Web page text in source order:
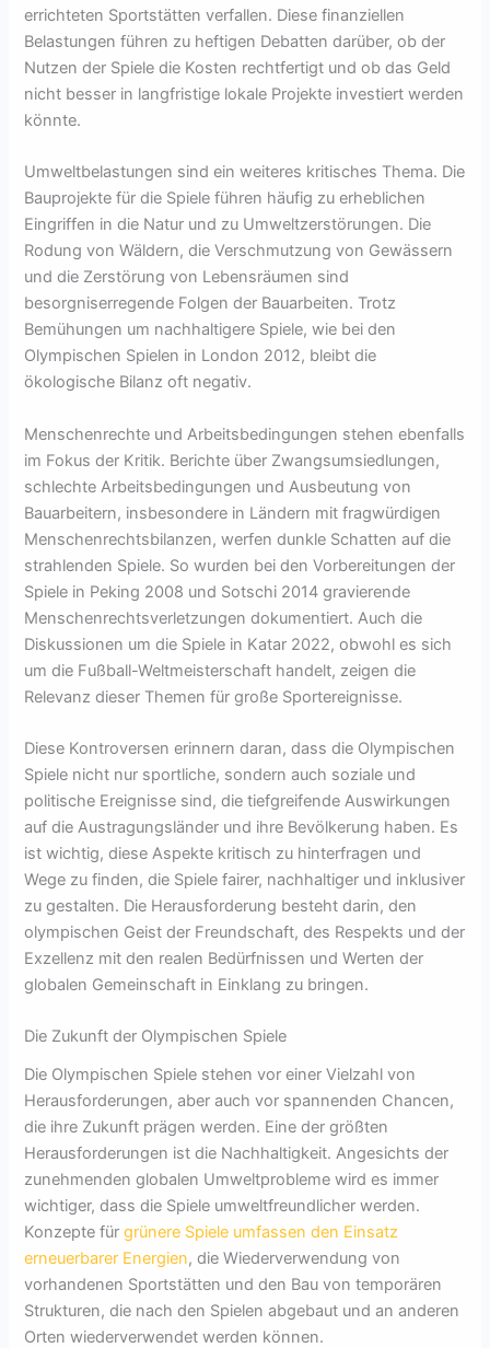
errichteten Sportstätten verfallen. Diese finanziellen
Belastungen führen zu heftigen Debatten darüber, ob der
Nutzen der Spiele die Kosten rechtfertigt und ob das Geld
nicht besser in langfristige lokale Projekte investiert werden
könnte.
Umweltbelastungen sind ein weiteres kritisches Thema. Die
Bauprojekte für die Spiele führen häufig zu erheblichen
Eingriffen in die Natur und zu Umweltzerstörungen. Die
Rodung von Wäldern, die Verschmutzung von Gewässern
und die Zerstörung von Lebensräumen sind
besorgniserregende Folgen der Bauarbeiten. Trotz
Bemühungen um nachhaltigere Spiele, wie bei den
Olympischen Spielen in London 2012, bleibt die
ökologische Bilanz oft negativ.
Menschenrechte und Arbeitsbedingungen stehen ebenfalls
im Fokus der Kritik. Berichte über Zwangsumsiedlungen,
schlechte Arbeitsbedingungen und Ausbeutung von
Bauarbeitern, insbesondere in Ländern mit fragwürdigen
Menschenrechtsbilanzen, werfen dunkle Schatten auf die
strahlenden Spiele. So wurden bei den Vorbereitungen der
Spiele in Peking 2008 und Sotschi 2014 gravierende
Menschenrechtsverletzungen dokumentiert. Auch die
Diskussionen um die Spiele in Katar 2022, obwohl es sich
um die Fußball-Weltmeisterschaft handelt, zeigen die
Relevanz dieser Themen für große Sportereignisse.
Diese Kontroversen erinnern daran, dass die Olympischen
Spiele nicht nur sportliche, sondern auch soziale und
politische Ereignisse sind, die tiefgreifende Auswirkungen
auf die Austragungsländer und ihre Bevölkerung haben. Es
ist wichtig, diese Aspekte kritisch zu hinterfragen und
Wege zu finden, die Spiele fairer, nachhaltiger und inklusiver
zu gestalten. Die Herausforderung besteht darin, den
olympischen Geist der Freundschaft, des Respekts und der
Exzellenz mit den realen Bedürfnissen und Werten der
globalen Gemeinschaft in Einklang zu bringen.
Die Zukunft der Olympischen Spiele
Die Olympischen Spiele stehen vor einer Vielzahl von
Herausforderungen, aber auch vor spannenden Chancen,
die ihre Zukunft prägen werden. Eine der größten
Herausforderungen ist die Nachhaltigkeit. Angesichts der
zunehmenden globalen Umweltprobleme wird es immer
wichtiger, dass die Spiele umweltfreundlicher werden.
Konzepte fürgrünere Spiele umfassen den Einsatz
erneuerbarer Energien, die Wiederverwendung von
vorhandenen Sportstätten und den Bau von temporären
Strukturen, die nach den Spielen abgebaut und an anderen
Orten wiederverwendet werden können.